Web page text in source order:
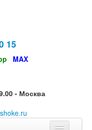
15
MAX
- Москва